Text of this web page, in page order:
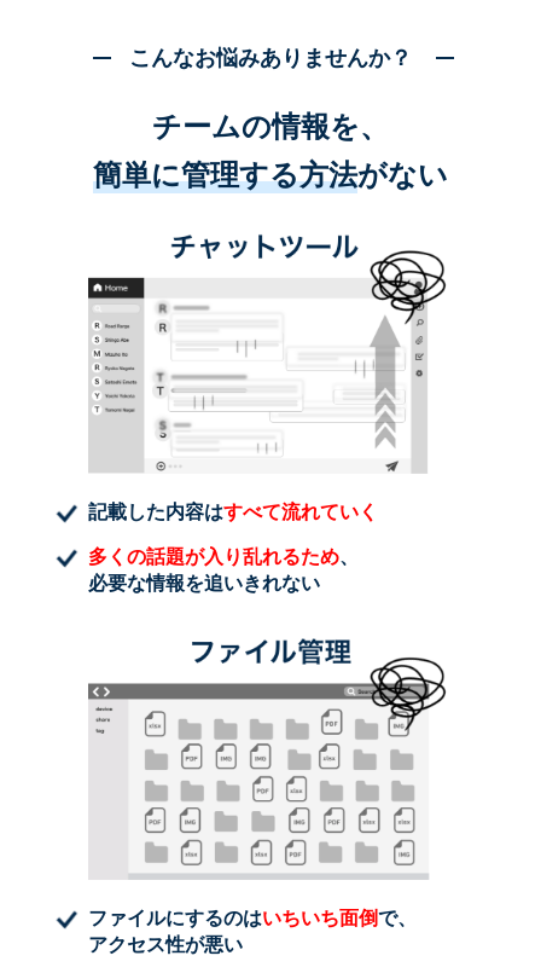
こんなお悩みありませんか？
チームの情報を、
簡単に管理する方法がない
記載した内容はすべて流れていく
多くの話題が入り乱れるため、
必要な情報を追いきれない
ファイルにするのはいちいち面倒で、
アクセス性が悪い